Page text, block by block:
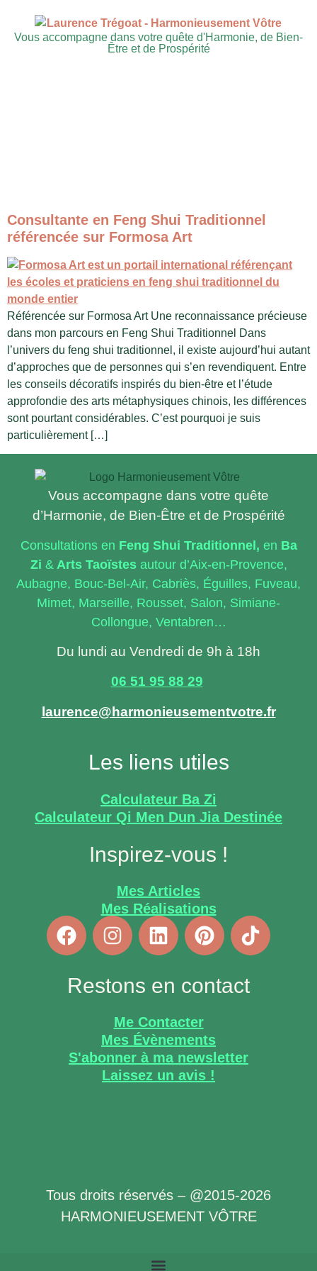
Vous accompagne dans votre quête d'Harmonie, de Bien-
Être et de Prospérité
Consultante en Feng Shui Traditionnel
référencée sur Formosa Art
Référencée sur Formosa Art Une reconnaissance précieuse
dans mon parcours en Feng Shui Traditionnel Dans
l’univers du feng shui traditionnel, il existe aujourd’hui autant
d’approches que de personnes qui s’en revendiquent. Entre
les conseils décoratifs inspirés du bien-être et l’étude
approfondie des arts métaphysiques chinois, les différences
sont pourtant considérables. C’est pourquoi je suis
particulièrement […]
Vous accompagne dans votre quête
d’Harmonie, de Bien-Être et de Prospérité
Consultations en Feng Shui Traditionnel, en Ba
Zi &Arts Taoïstes autour d’Aix-en-Provence,
Aubagne, Bouc-Bel-Air, Cabriès, Éguilles, Fuveau,
Mimet, Marseille, Rousset, Salon, Simiane-
Collongue, Ventabren…
Du lundi au Vendredi de 9h à 18h
06 51 95 88 29
laurence@harmonieusementvotre.fr
Les liens utiles
Calculateur Ba Zi
Calculateur Qi Men Dun Jia Destinée
Inspirez-vous !
Mes Articles
Mes Réalisations
Restons en contact
Me Contacter
Mes Évènements
S'abonner à ma newsletter
Laissez un avis !
Tous droits réservés – @2015-2026
HARMONIEUSEMENT VÔTRE